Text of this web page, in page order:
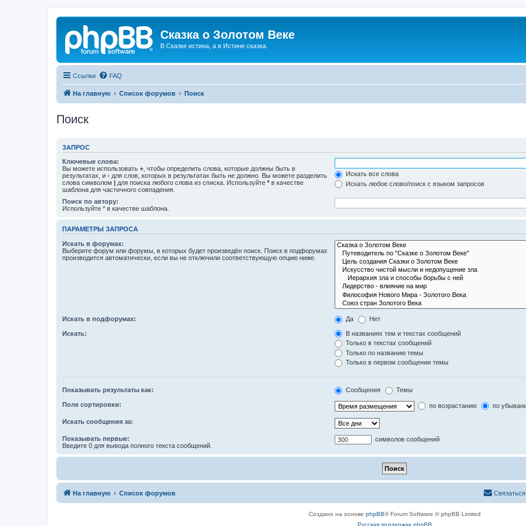
Сказка о Золотом Веке
В Сказке истина, а в Истине сказка.
Ссылки FAQ
На главную Список форумов Поиск
Поиск
ЗАПРОС
Ключевые слова:
Вы можете использовать + , чтобы определить слова, которые должны быть в
результатах, и - для слов, которых в результатах быть не должно. Вы можете разделить
слова символом | для поиска любого слова из списка. Используйте * в качестве
шаблона для частичного совпадения.
Искать все слова
Искать любое слово/поиск с языком запросов
Поиск по автору:
Используйте * в качестве шаблона.
ПАРАМЕТРЫ ЗАПРОСА
Искать в форумах:
Выберите форум или форумы, в которых будет произведён поиск. Поиск в подфорумах
производится автоматически, если вы не отключили соответствующую опцию ниже.
Искать в подфорумах: Да Нет
Искать:
В названиях тем и текстах сообщений
Только в текстах сообщений
Только по названию темы
Только в первом сообщении темы
Показывать результаты как: Сообщения Темы
Поле сортировки: по возрастанию по
Искать сообщения за:
Показывать первые:
Введите 0 для вывода полного текста сообщений.
символов сообщений
На главную Список форумов
Создано на основе phpBB® Forum Software © phpBB Limited
Русская поддержка phpBB